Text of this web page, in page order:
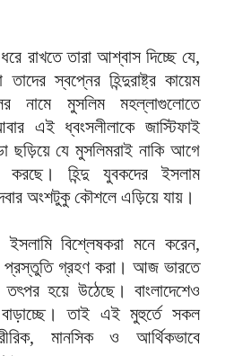
ধরে রাখতে তারা আশ্বাস দিচ্ছে যে,
স্বপ্নের হিন্দুরাষ্ট্র কায়েম
নামে মুসলিম মহল্লাগুলোতে
এই ধ্বংসলীলাকে জাস্টিফাই
ছড়িয়ে যে মুসলিমরাই নাকি আগে
হিন্দু যুবকদের ইসলাম
অংশটুকু কৌশলে এড়িয়ে যায়।
বিশ্লেষকরা মনে করেন,
প্রস্তুতি গ্রহণ করা। আজ ভারতে
তৎপর হয়ে উঠেছে। বাংলাদেশেও
বাড়াচ্ছে। তাই এই মুহুর্তে সকল
মানসিক ও আর্থিকভাবে